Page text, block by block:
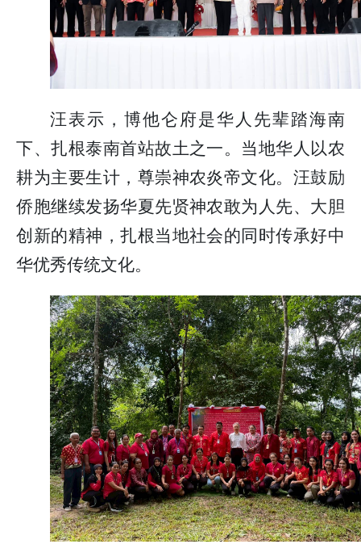
汪表示，博他仑府是华人先辈踏海南
下、扎根泰南首站故土之一。当地华人以农
耕为主要生计，尊崇神农炎帝文化。汪鼓励
侨胞继续发扬华夏先贤神农敢为人先、大胆
创新的精神，扎根当地社会的同时传承好中
华优秀传统文化。